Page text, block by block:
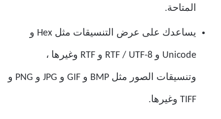
المتاحة.
يساعدك على عرض التنسيقات مثل Hex و
Unicode و RTF / UTF-8 و RTF وغيرها ،
وتنسيقات الصور مثل BMP و GIF و JPG و PNG و
TIFF وغيرها.